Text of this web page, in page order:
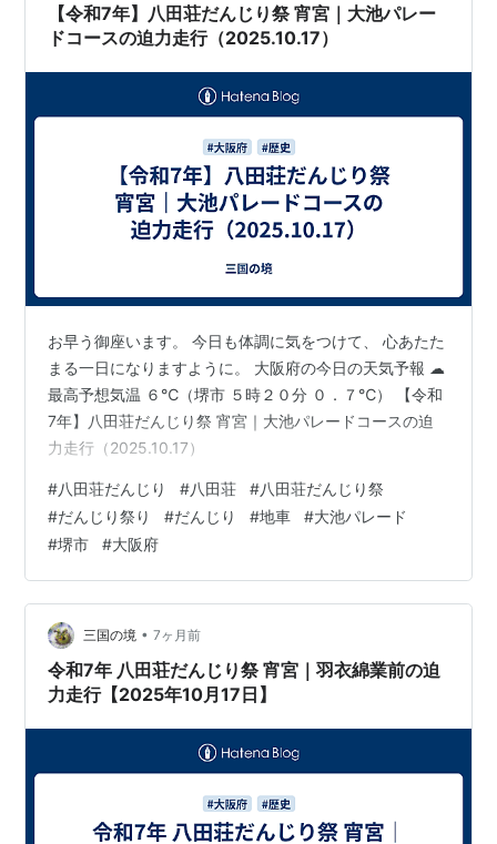
【令和7年】八田荘だんじり祭 宵宮｜大池パレー
ドコースの迫力走行（2025.10.17）
お早う御座います。 今日も体調に気をつけて、 心あたた
まる一日になりますように。 大阪府の今日の天気予報 ☁
最高予想気温 ６℃（堺市 ５時２０分 ０．７℃） 【令和
7年】八田荘だんじり祭 宵宮｜大池パレードコースの迫
力走行（2025.10.17）
#八田荘だんじり #八田荘 #八田荘だんじり祭
#だんじり祭り #だんじり #地車 #大池パレード
#堺市 #大阪府
三国の境 • 7ヶ月前
令和7年 八田荘だんじり祭 宵宮｜羽衣綿業前の迫
力走行【2025年10月17日】